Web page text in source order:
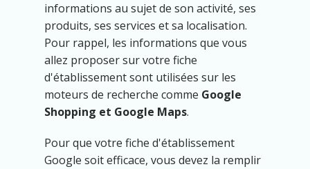
informations au sujet de son activité, ses
produits, ses services et sa localisation.
Pour rappel, les informations que vous
allez proposer sur votre fiche
d'établissement sont utilisées sur les
moteurs de recherche comme Google
Shopping et Google Maps.
Pour que votre fiche d'établissement
Google soit efficace, vous devez la remplir